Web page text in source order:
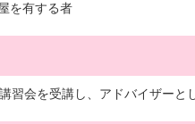
を有する者
習会を受講し、アドバイザーと